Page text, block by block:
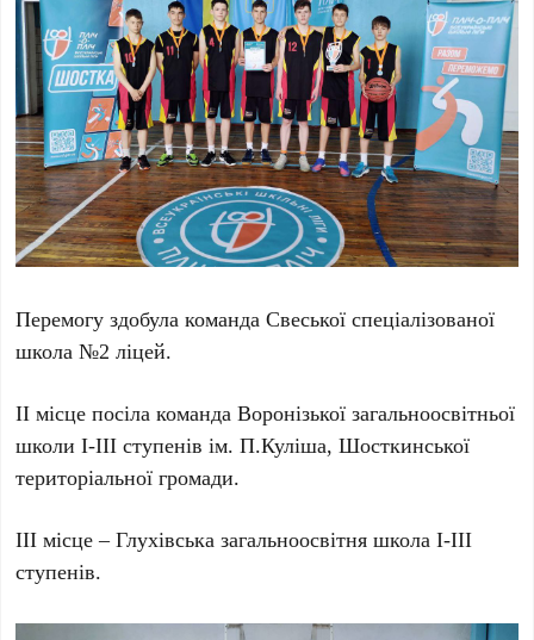
Перемогу здобула команда Свеської спеціалізованої
школа №2 ліцей.
ІІ місце посіла команда Воронізької загальноосвітньої
школи І-ІІІ ступенів ім. П.Куліша, Шосткинської
територіальної громади.
ІІІ місце – Глухівська загальноосвітня школа І-ІІІ
ступенів.